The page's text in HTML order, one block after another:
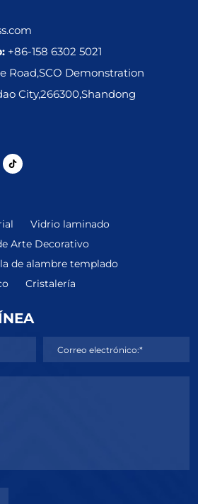
+86-158 6302 5021
Road,SCO Demonstration
City,266300,Shandong
Vidrio laminado
Arte Decorativo
de alambre templado
Cristalería
Correo electrónico:*